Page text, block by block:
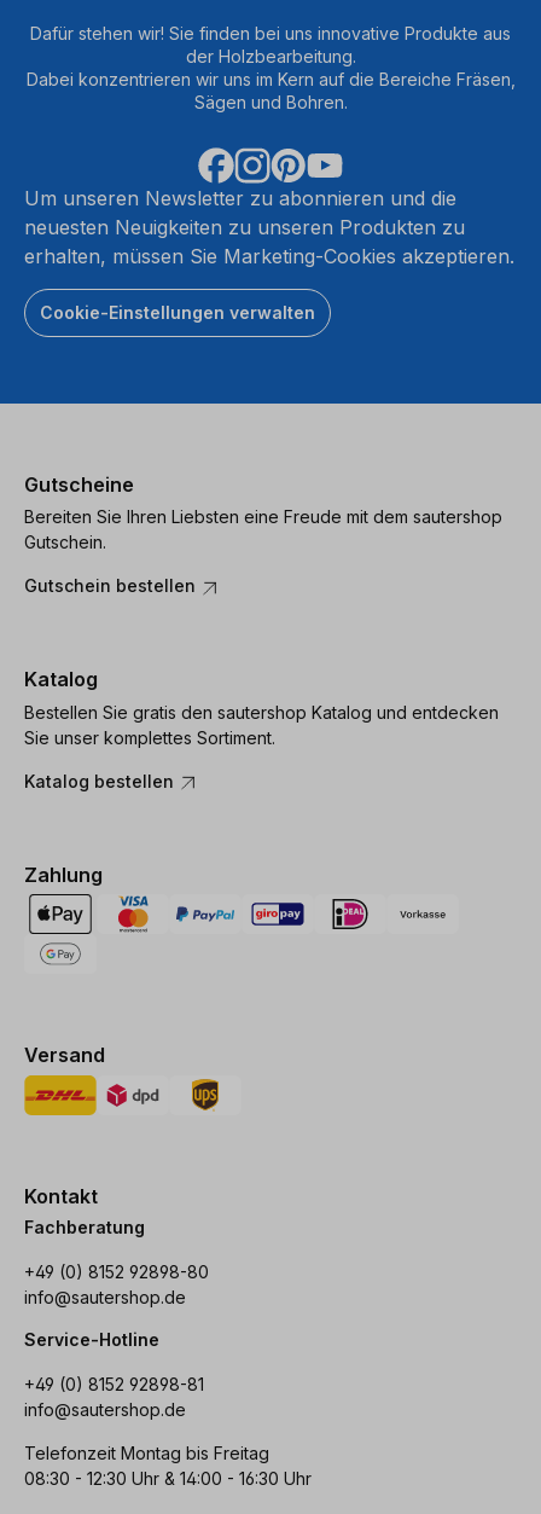
Dafür stehen wir! Sie finden bei uns innovative Produkte aus
der Holzbearbeitung.
Dabei konzentrieren wir uns im Kern auf die Bereiche Fräsen,
Sägen und Bohren.
Um unseren Newsletter zu abonnieren und die
neuesten Neuigkeiten zu unseren Produkten zu
erhalten, müssen Sie Marketing-Cookies akzeptieren.
Cookie-Einstellungen verwalten
Gutscheine
Bereiten Sie Ihren Liebsten eine Freude mit dem sautershop
Gutschein.
Gutschein bestellen
Katalog
Bestellen Sie gratis den sautershop Katalog und entdecken
Sie unser komplettes Sortiment.
Katalog bestellen
Zahlung
Versand
Kontakt
Fachberatung
+49 (0) 8152 92898-80
info@sautershop.de
Service-Hotline
+49 (0) 8152 92898-81
info@sautershop.de
Telefonzeit Montag bis Freitag
08:30 - 12:30 Uhr & 14:00 - 16:30 Uhr